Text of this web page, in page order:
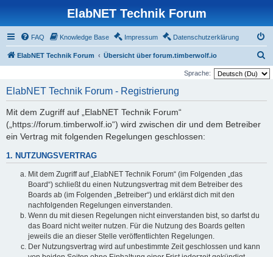
ElabNET Technik Forum
FAQ Knowledge Base Impressum Datenschutzerklärung
ElabNET Technik Forum Übersicht über forum.timberwolf.io
u
Sprache:
ElabNET Technik Forum - Registrierung
Mit dem Zugriff auf „ElabNET Technik Forum“
(„https://forum.timberwolf.io“) wird zwischen dir und dem Betreiber
ein Vertrag mit folgenden Regelungen geschlossen:
1. NUTZUNGSVERTRAG
Mit dem Zugriff auf „ElabNET Technik Forum“ (im Folgenden „das
Board“) schließt du einen Nutzungsvertrag mit dem Betreiber des
Boards ab (im Folgenden „Betreiber“) und erklärst dich mit den
nachfolgenden Regelungen einverstanden.
Wenn du mit diesen Regelungen nicht einverstanden bist, so darfst du
das Board nicht weiter nutzen. Für die Nutzung des Boards gelten
jeweils die an dieser Stelle veröffentlichten Regelungen.
Der Nutzungsvertrag wird auf unbestimmte Zeit geschlossen und kann